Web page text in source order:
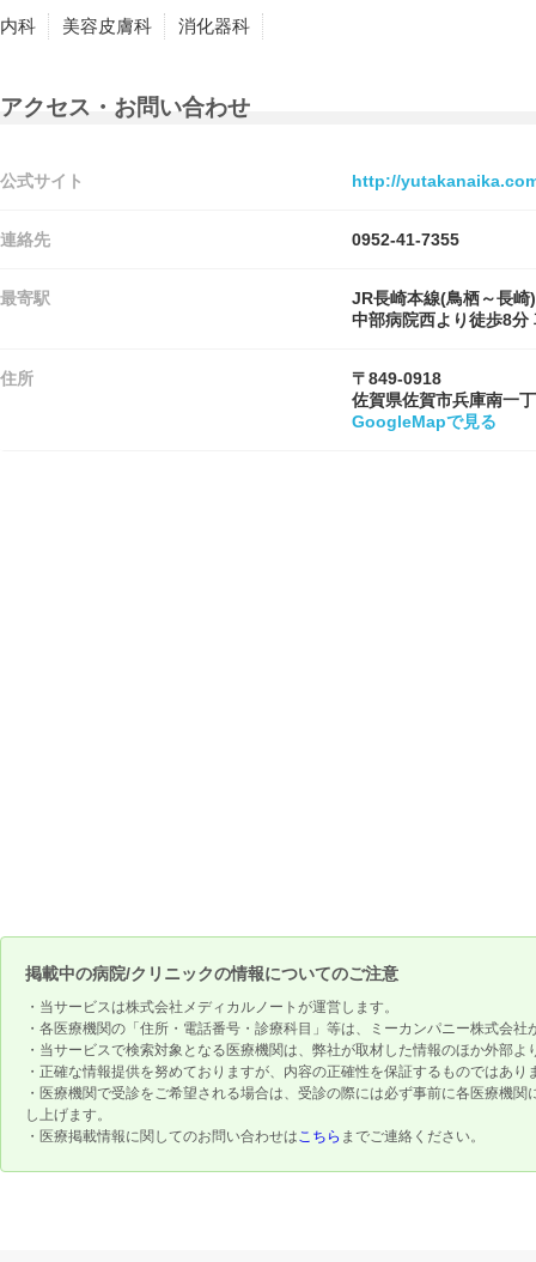
内科 美容皮膚科 消化器科
アクセス・お問い合わせ
公式サイト http://
連絡先 0952-41-7355
最寄駅
JR長崎本線(鳥栖～長
中部病院西より徒歩8分
住所
〒849-0918
佐賀県佐賀市兵庫南一
GoogleMapで見る
掲載中の病院/クリニックの情報についてのご注意
・当サービスは株式会社メディカルノートが運営します。
・各医療機関の「住所・電話番号・診療科目」等は、ミーカンパニー株式会
・当サービスで検索対象となる医療機関は、弊社が取材した情報のほか外部
・正確な情報提供を努めておりますが、内容の正確性を保証するものではあり
・医療機関で受診をご希望される場合は、受診の際には必ず事前に各医療機
し上げます。
・医療掲載情報に関してのお問い合わせはこちら までご連絡ください。